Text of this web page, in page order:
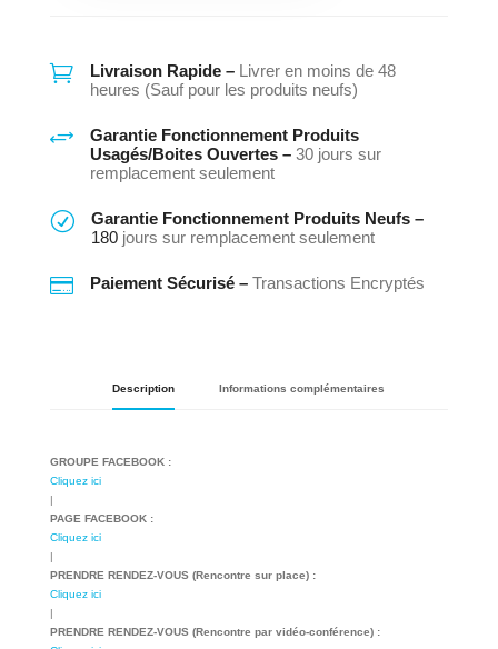
 Livraison Rapide – Livrer en moins de 48
heures (Sauf pour les produits neufs)
+
Garantie Fonctionnement Produits
Usagés/Boites Ouvertes – 30 jours sur
remplacement seulement
R
Garantie Fonctionnement Produits Neufs –
180jours sur remplacement seulement
 Paiement Sécurisé – Transactions Encryptés
Description Informations complémentaires
GROUPE FACEBOOK :
Cliquez ici
|
PAGE FACEBOOK :
Cliquez ici
|
PRENDRE RENDEZ-VOUS (Rencontre sur place) :
Cliquez ici
|
PRENDRE RENDEZ-VOUS (Rencontre par vidéo-conférence) :